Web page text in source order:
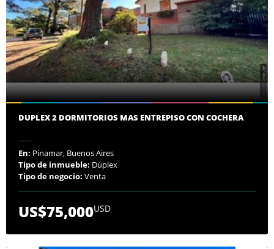
DUPLEX 2 DORMITORIOS MAS ENTREPISO CON COCHERA
En: Pinamar, Buenos Aires
Tipo de inmueble: Dúplex
Tipo de negocio: Venta
US$75,000USD